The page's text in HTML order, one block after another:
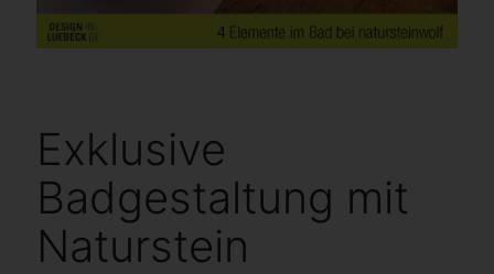
Exklusive
Badgestaltung mit
Naturstein